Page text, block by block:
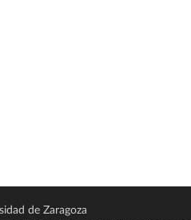
de Zaragoza